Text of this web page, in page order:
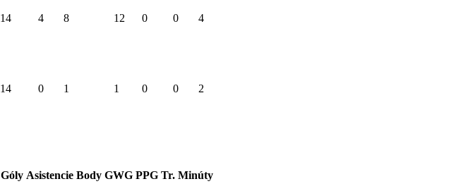
14 4 8 12 0 0 4
14 0 1 1 0 0 2
Góly Asistencie Body GWG PPG Tr. Minúty